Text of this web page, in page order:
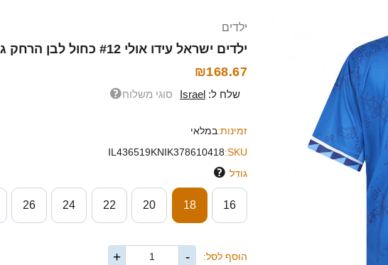
ילדים
ילדים ישראל עידו אולי #12 כחול לבן הרחק ג'רזי 26-28 חולצה קצרה
₪168.67
שלח ל: Israel סוגי משלוח
זמינות:במלאי
SKU:
IL436519KNIK378610418
גודל
16
18
20
22
24
26
הוסף לסל: -
+